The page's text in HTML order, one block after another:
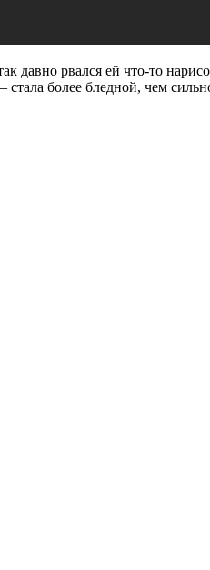
давно рвался ей что-то
более бледной, чем